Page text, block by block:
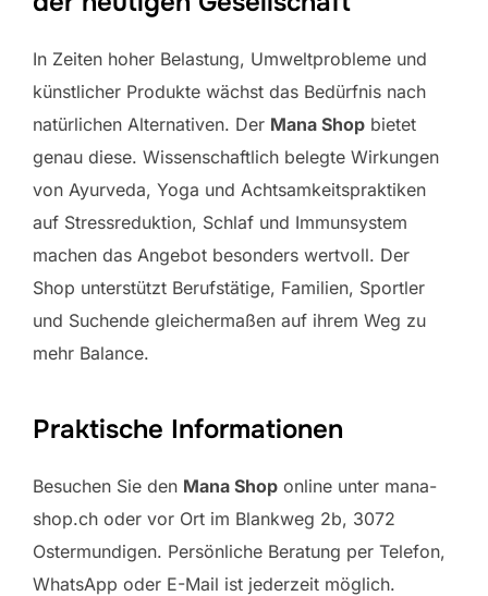
In Zeiten hoher Belastung, Umweltprobleme und
künstlicher Produkte wächst das Bedürfnis nach
natürlichen Alternativen. Der Mana Shop bietet
genau diese. Wissenschaftlich belegte Wirkungen
von Ayurveda, Yoga und Achtsamkeitspraktiken
auf Stressreduktion, Schlaf und Immunsystem
machen das Angebot besonders wertvoll. Der
Shop unterstützt Berufstätige, Familien, Sportler
und Suchende gleichermaßen auf ihrem Weg zu
mehr Balance.
Praktische Informationen
Besuchen Sie den Mana Shop online unter mana-
shop.ch oder vor Ort im Blankweg 2b, 3072
Ostermundigen. Persönliche Beratung per Telefon,
WhatsApp oder E-Mail ist jederzeit möglich.